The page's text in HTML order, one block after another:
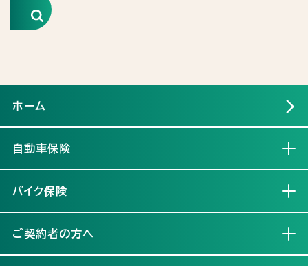
検索
ホーム
自動車保険
バイク保険
ご契約者の方へ